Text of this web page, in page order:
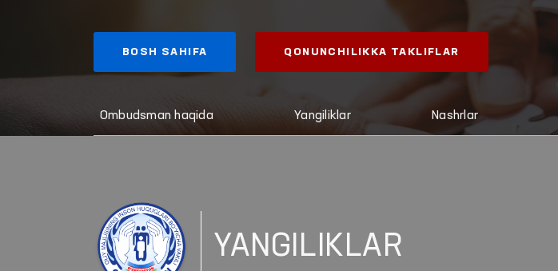
BOSH SAHIFA QONUNCHILIKKA TAKLIFLAR
Ombudsman haqida Yangiliklar Nashrlar
YANGILIKLAR